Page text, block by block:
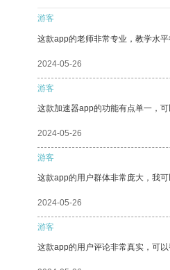
游客
这款app的老师非常专业，教学水
2024-05-26
游客
这款加速器app的功能有点单一，
2024-05-26
游客
这款app的用户群体非常庞大，我可
2024-05-26
游客
这款app的用户评论非常真实，可以